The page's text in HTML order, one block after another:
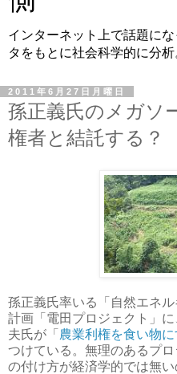
インターネット上で話題に
タをもとに社会科学的に分析
2011年6月27日月曜日
孫正義氏のメガソ
権者と結託する？
孫正義氏率いる「自然エネ
計画「電田プロジェクト」
夫氏が「 農業利権を食い物
つけている。無理のあるプ
の付け方が経済学的では無